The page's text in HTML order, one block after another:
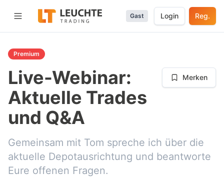
Menü öffnen Gast Login Reg.
Premium
Live-Webinar:
Aktuelle Trades
und Q&A
Merken
Gemeinsam mit Tom spreche ich über die
aktuelle Depotausrichtung und beantworte
Eure offenen Fragen.